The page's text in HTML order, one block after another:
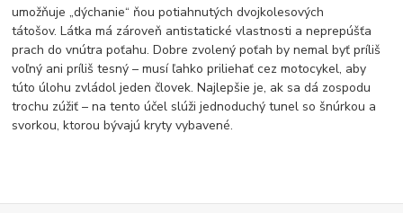
umožňuje „dýchanie“ ňou potiahnutých dvojkolesových
tátošov. Látka má zároveň antistatické vlastnosti a neprepúšťa
prach do vnútra poťahu. Dobre zvolený poťah by nemal byť príliš
voľný ani príliš tesný – musí ľahko priliehať cez motocykel, aby
túto úlohu zvládol jeden človek. Najlepšie je, ak sa dá zospodu
trochu zúžiť – na tento účel slúži jednoduchý tunel so šnúrkou a
svorkou, ktorou bývajú kryty vybavené.